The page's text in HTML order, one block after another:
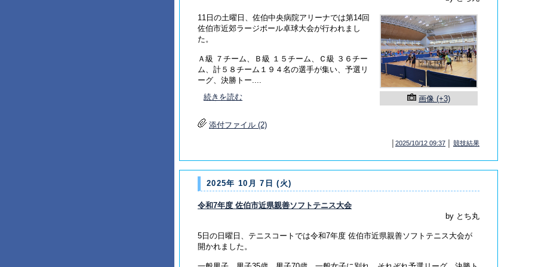
画像 (+3)
11日の土曜日、佐伯中央病院アリーナでは第14回
佐伯市近郊ラージボール卓球大会が行われまし
た。
Ａ級 ７チーム、Ｂ級 １５チーム、Ｃ級 ３６チー
ム、計５８チーム１９４名の選手が集い、予選リ
ーグ、決勝トー....
続きを読む
添付ファイル (2)
2025/10/12 09:37 競技結果
2025年 10月 7日 (火)
令和7年度 佐伯市近県親善ソフトテニス大会
by とち丸
5日の日曜日、テニスコートでは令和7年度 佐伯市近県親善ソフトテニス大会が
開かれました。